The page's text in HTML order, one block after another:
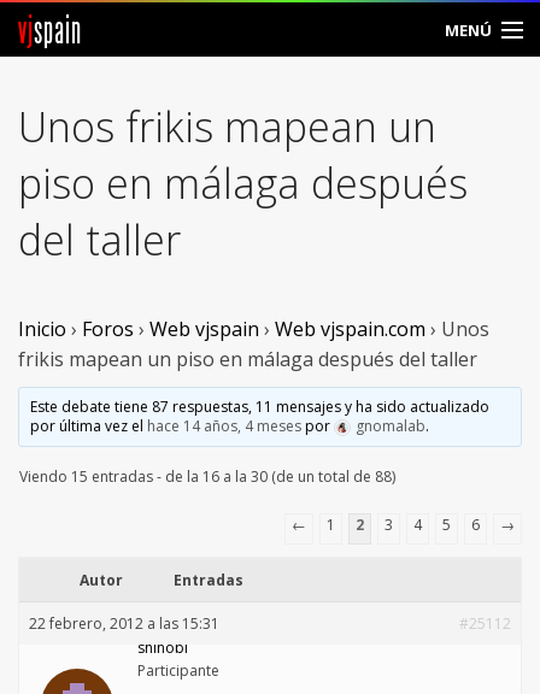
vjspain MENÚ
Foros
Noticias
Vjspain
Ayuda
Contacto
Entrar
Unos frikis mapean un
piso en málaga después
del taller
Inicio › Foros › Web vjspain › Web vjspain.com › Unos
frikis mapean un piso en málaga después del taller
Este debate tiene 87 respuestas, 11 mensajes y ha sido actualizado
por última vez el hace 14 años, 4 mesespor gnomalab.
Viendo 15 entradas - de la 16 a la 30 (de un total de 88)
← 1 2 3 4 5 6 →
Autor Entradas
22 febrero, 2012 a las 15:31
#25112
shinobi
Participante